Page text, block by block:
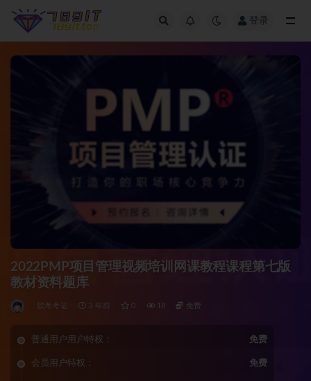
登录
2022PMP项目管理视频培训网课教程课程第七版
教材资料题库
软考考证 3 年前 0 18 免费
普通用户用户特权： 免费
会员用户特权： 免费